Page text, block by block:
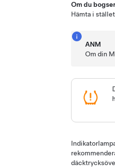
Om du
Hämta i
ANM
Om din